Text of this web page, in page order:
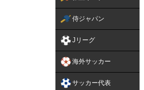
侍ジャパン
Jリーグ
海外サッカー
サッカー代表